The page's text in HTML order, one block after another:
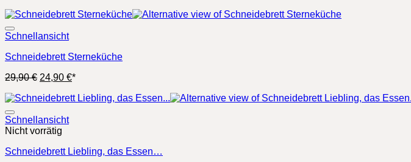
war:
ist:
Schnellansicht
Schneidebrett Sterneküche
29,90€ Ursprünglicher
war:
24,90 €Aktueller
ist:
*
Schnellansicht
Nicht vorrätig
Schneidebrett Liebling, das Essen…